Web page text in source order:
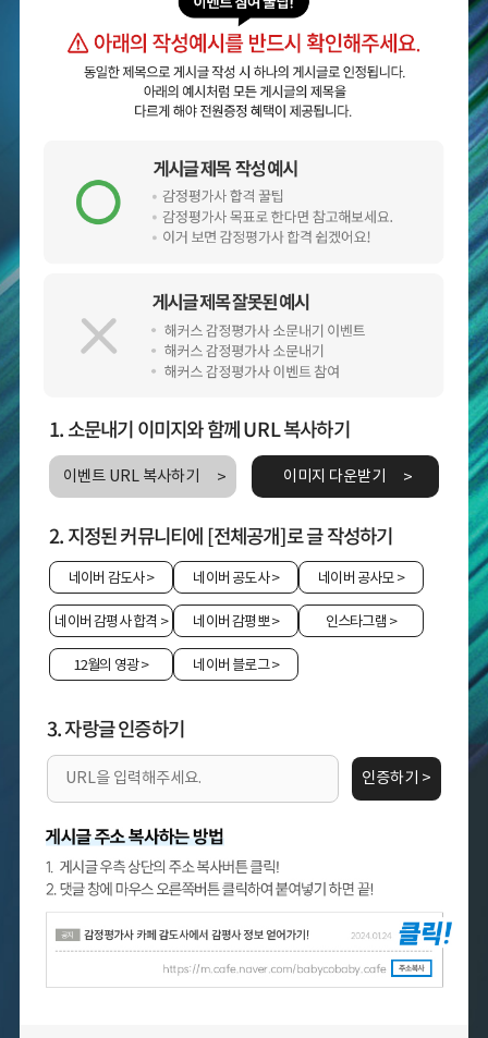
1. 소문내기 이미지와 함께 URL 복사하기
이벤트 URL 복사하기 이미지 다운받기
2. 지정된 커뮤니티에 [전체공개]로 글 작성하기
네이버 감도사> 네이버 공도사> 네이버 공사모>
네이버 감평사 합격 > 네이버 감평뽀> 인스타그램 >
12월의 영광> 네이버 블로그>
3. 자랑글 인증하기
인증하기 >